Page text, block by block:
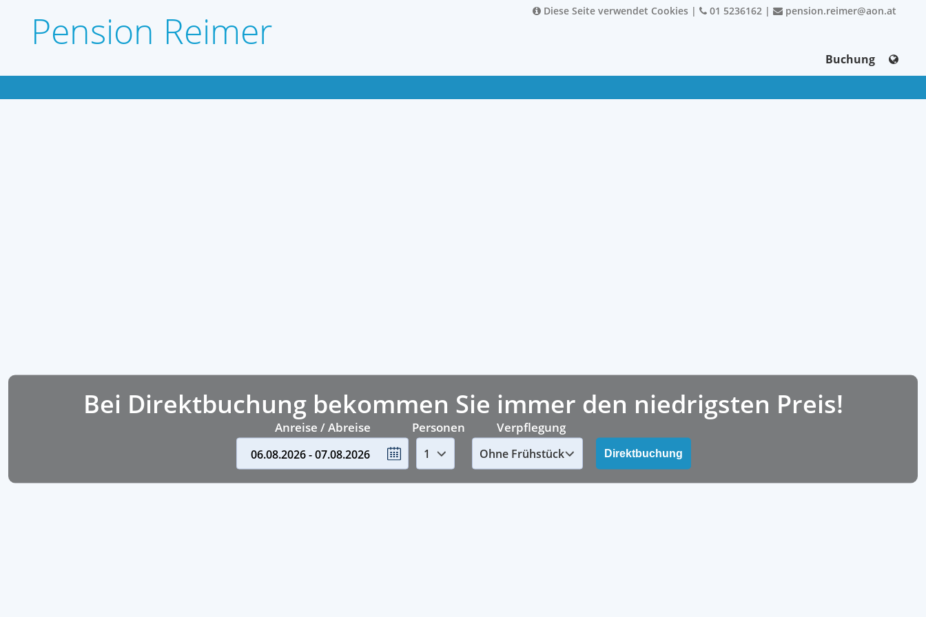
Diese Seite verwendet Cookies | 01 5236162 | pension.reimer@aon.at
Pension Reimer
Buchung
Bei Direktbuchung bekommen Sie immer den niedrigsten Preis!
Anreise / Abreise
06.08.2026 - 07.08.2026
Personen Verpflegung